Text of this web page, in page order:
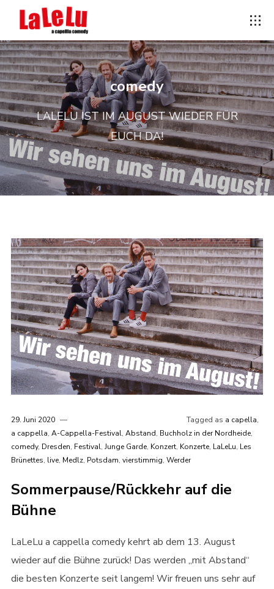
comedy
LALELU IST IM AUGUST WIEDER FÜR
EUCH DA!
29. Juni 2020 Tagged as a capella,
a cappella, A-Cappella-Festival, Abstand, Buchholz in der Nordheide,
comedy, Dresden, Festival, Junge Garde, Konzert, Konzerte, LaLeLu, Les
Brünettes, live, Medlz, Potsdam, vierstimmig, Werder
Sommerpause/Rückkehr auf die
Bühne
LaLeLu a cappella comedy kehrt ab dem 13. August
wieder auf die Bühne zurück! Das werden „mit Abstand“
die besten Konzerte seit langem! Wir freuen uns sehr auf